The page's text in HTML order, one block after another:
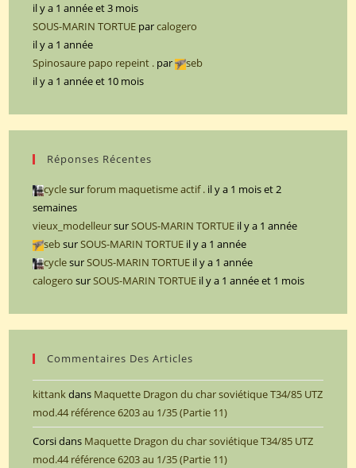
il y a 1 année et 3 mois
SOUS-MARIN TORTUE parcalogero
il y a 1 année
Spinosaure papo repeint . par
seb
il y a 1 année et 10 mois
Réponses Récentes
cyclesurforum maquetisme actif . il y a 1 mois et 2
semaines
vieux_modelleursurSOUS-MARIN TORTUE il y a 1 année
sebsurSOUS-MARIN TORTUE il y a 1 année
cyclesurSOUS-MARIN TORTUE il y a 1 année
calogero surSOUS-MARIN TORTUE il y a 1 année et 1 mois
Commentaires Des Articles
kittankdans Maquette Dragon du char soviétique T34/85 UTZ
mod.44 référence 6203 au 1/35 (Partie 11)
Corsidans Maquette Dragon du char soviétique T34/85 UTZ
mod.44 référence 6203 au 1/35 (Partie 11)